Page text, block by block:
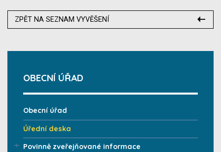
ZPĚT NA SEZNAM VYVĚŠENÍ
OBECNÍ ÚŘAD
Obecní úřad
Úřední deska
Povinně zveřejňované informace